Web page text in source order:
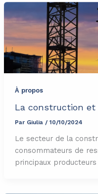
À propos
La construction et
Par Giulia / 10/10/2024
Le secteur de la
consommateurs de
principaux producteurs